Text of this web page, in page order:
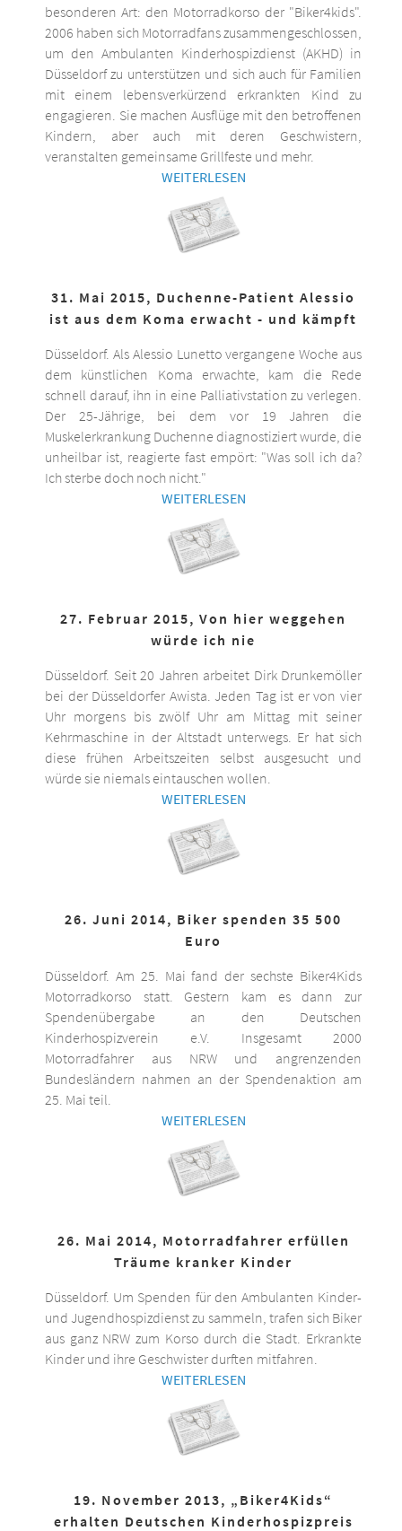
besonderen Art: den Motorradkorso der "Biker4kids".
2006 haben sich Motorradfans zusammengeschlossen,
um den Ambulanten Kinderhospizdienst (AKHD) in
Düsseldorf zu unterstützen und sich auch für Familien
mit einem lebensverkürzend erkrankten Kind zu
engagieren. Sie machen Ausflüge mit den betroffenen
Kindern, aber auch mit deren Geschwistern,
veranstalten gemeinsame Grillfeste und mehr.
WEITERLESEN
31. Mai 2015, Duchenne-Patient Alessio
ist aus dem Koma erwacht - und kämpft
Düsseldorf. Als Alessio Lunetto vergangene Woche aus
dem künstlichen Koma erwachte, kam die Rede
schnell darauf, ihn in eine Palliativstation zu verlegen.
Der 25-Jährige, bei dem vor 19 Jahren die
Muskelerkrankung Duchenne diagnostiziert wurde, die
unheilbar ist, reagierte fast empört: "Was soll ich da?
Ich sterbe doch noch nicht."
WEITERLESEN
27. Februar 2015, Von hier weggehen
würde ich nie
Düsseldorf. Seit 20 Jahren arbeitet Dirk Drunkemöller
bei der Düsseldorfer Awista. Jeden Tag ist er von vier
Uhr morgens bis zwölf Uhr am Mittag mit seiner
Kehrmaschine in der Altstadt unterwegs. Er hat sich
diese frühen Arbeitszeiten selbst ausgesucht und
würde sie niemals eintauschen wollen.
WEITERLESEN
26. Juni 2014, Biker spenden 35 500
Euro
Düsseldorf. Am 25. Mai fand der sechste Biker4Kids
Motorradkorso statt. Gestern kam es dann zur
Spendenübergabe an den Deutschen
Kinderhospizverein e.V. Insgesamt 2000
Motorradfahrer aus NRW und angrenzenden
Bundesländern nahmen an der Spendenaktion am
25. Mai teil.
WEITERLESEN
26. Mai 2014, Motorradfahrer erfüllen
Träume kranker Kinder
Düsseldorf. Um Spenden für den Ambulanten Kinder-
und Jugendhospizdienst zu sammeln, trafen sich Biker
aus ganz NRW zum Korso durch die Stadt. Erkrankte
Kinder und ihre Geschwister durften mitfahren.
WEITERLESEN
19. November 2013, „Biker4Kids“
erhalten Deutschen Kinderhospizpreis